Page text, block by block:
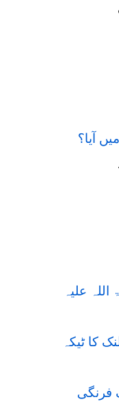
آیا؟
علیہ
کا ٹیکہ
فرنگی